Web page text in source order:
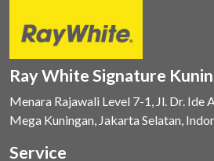
Ray White Signature
Menara Rajawali Level 7-1, Jl. Dr. Ide
Mega Kuningan, Jakarta Selatan,
Service